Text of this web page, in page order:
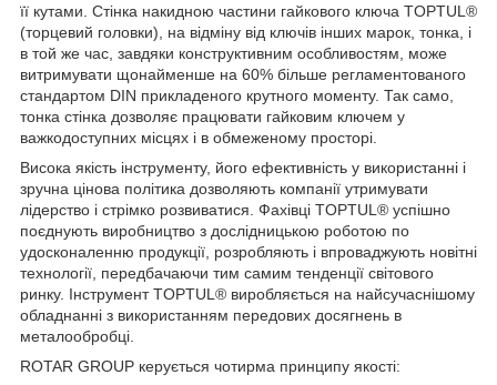
її кутами. Стінка накидною частини гайкового ключа TOPTUL®
(торцевий головки), на відміну від ключів інших марок, тонка, і
в той же час, завдяки конструктивним особливостям, може
витримувати щонайменше на 60% більше регламентованого
стандартом DIN прикладеного крутного моменту. Так само,
тонка стінка дозволяє працювати гайковим ключем у
важкодоступних місцях і в обмеженому просторі.
Висока якість інструменту, його ефективність у використанні і
зручна цінова політика дозволяють компанії утримувати
лідерство і стрімко розвиватися. Фахівці TOPTUL® успішно
поєднують виробництво з дослідницькою роботою по
удосконаленню продукції, розробляють і впроваджують новітні
технології, передбачаючи тим самим тенденції світового
ринку. Інструмент TOPTUL® виробляється на найсучаснішому
обладнанні з використанням передових досягнень в
металообробці.
ROTAR GROUP керується чотирма принципу якості: